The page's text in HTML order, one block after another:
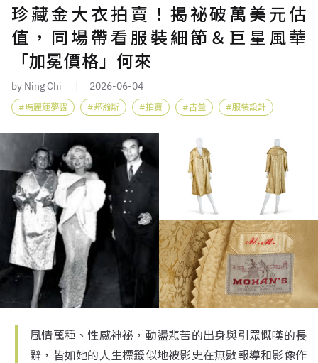
珍藏金大衣拍賣！揭祕破萬美元估
值，同場帶看服裝細節＆巨星風華
「加冕價格」何來
by Ning Chi 2026-06-04
瑪麗蓮夢露 邦瀚斯 拍賣 古董 服裝設計
風情萬種、性感神祕，動盪悲苦的出身與引眾慨嘆的長
辭，皆如她的人生標籤似地被影史在無數報導和影像作